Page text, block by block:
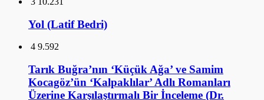
Yol (Latif Bedri)
4 9.592
Tarık Buğra’nın ‘Küçük Ağa’ ve Samim
Kocagöz’ün ‘Kalpaklılar’ Adlı Romanları
Üzerine Karşılaştırmalı Bir İnceleme (Dr.